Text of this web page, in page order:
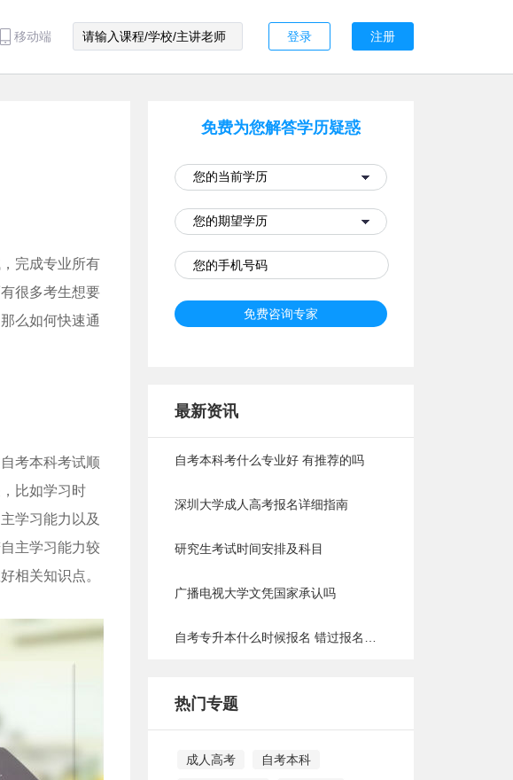
移动端 登录 注册
完成专业所有
很多考生想要
么如何快速通
考本科考试顺
比如学习时
学习能力以及
主学习能力较
相关知识点。
免费为您解答学历疑惑
免费咨询专家
最新资讯
自考本科考什么专业好 有推荐的吗
深圳大学成人高考报名详细指南
研究生考试时间安排及科目
广播电视大学文凭国家承认吗
热门专题
成人高考
自考本科